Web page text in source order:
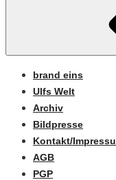
brand eins
Ulfs Welt
Archiv
Bildpresse
Kontakt/
AGB
PGP